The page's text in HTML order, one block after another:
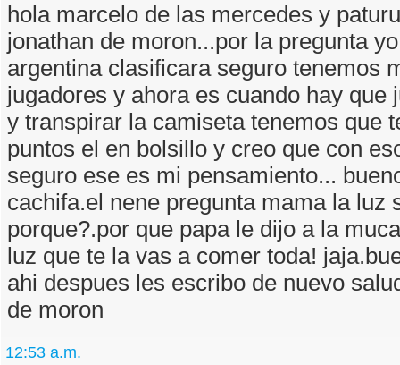
hola marcelo de las mercedes y
jonathan de moron...por la pregunta
argentina clasificara seguro tenemos
jugadores y ahora es cuando hay que
y transpirar la camiseta tenemos que
puntos el en bolsillo y creo que con
seguro ese es mi pensamiento...
cachifa.el nene pregunta mama la luz
porque?.por que papa le dijo a la
luz que te la vas a comer toda!
ahi despues les escribo de nuevo
de moron
12:53 a.m.